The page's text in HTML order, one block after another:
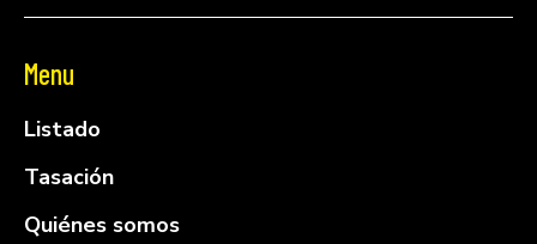
Menu
Listado
Tasación
Quiénes somos